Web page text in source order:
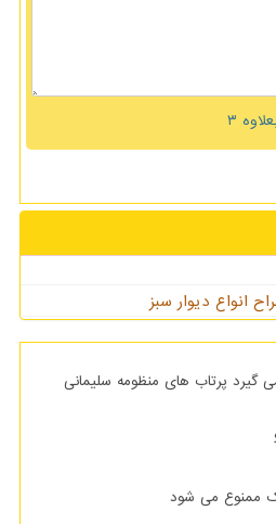
انواع دیوار سبز
مدار قرار می گیرد پرتاب های منظومه سلیمانی
ممنوع می شود